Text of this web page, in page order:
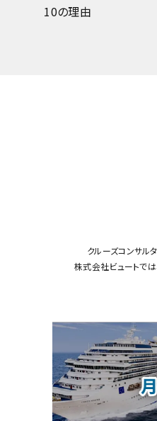
10の理由
クルーズコンサル
株式会社ビュートで